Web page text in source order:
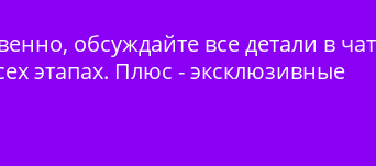
обсуждайте все детали в
этапах. Плюс - эксклюзивные